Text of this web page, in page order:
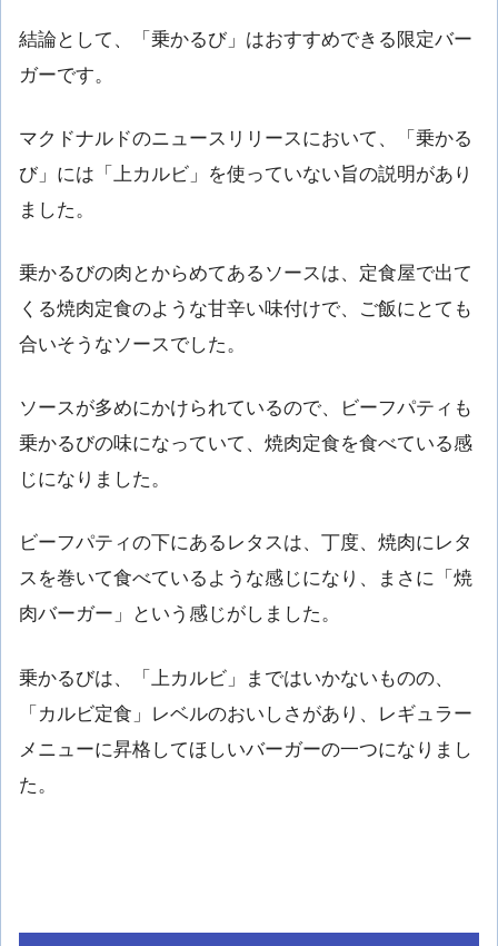
結論として、「乗かるび」はおすすめできる限定バー
ガーです。
マクドナルドのニュースリリースにおいて、「乗かる
び」には「上カルビ」を使っていない旨の説明があり
ました。
乗かるびの肉とからめてあるソースは、定食屋で出て
くる焼肉定食のような甘辛い味付けで、ご飯にとても
合いそうなソースでした。
ソースが多めにかけられているので、ビーフパティも
乗かるびの味になっていて、焼肉定食を食べている感
じになりました。
ビーフパティの下にあるレタスは、丁度、焼肉にレタ
スを巻いて食べているような感じになり、まさに「焼
肉バーガー」という感じがしました。
乗かるびは、「上カルビ」まではいかないものの、
「カルビ定食」レベルのおいしさがあり、レギュラー
メニューに昇格してほしいバーガーの一つになりまし
た。